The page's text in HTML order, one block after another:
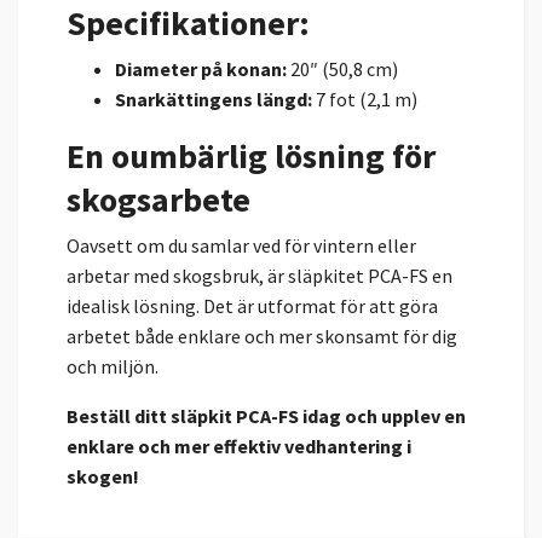
Specifikationer:
Diameter på konan: 20″ (50,8 cm)
Snarkättingens längd: 7 fot (2,1 m)
En oumbärlig lösning för
skogsarbete
Oavsett om du samlar ved för vintern eller
arbetar med skogsbruk, är släpkitet PCA-FS en
idealisk lösning. Det är utformat för att göra
arbetet både enklare och mer skonsamt för dig
och miljön.
Beställ ditt släpkit PCA-FS idag och upplev en
enklare och mer effektiv vedhantering i
skogen!